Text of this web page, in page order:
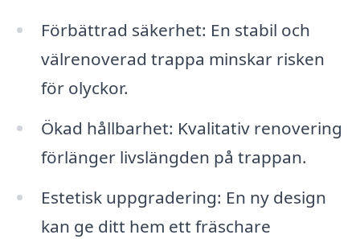
Förbättrad säkerhet: En stabil och
välrenoverad trappa minskar risken
för olyckor.
Ökad hållbarhet: Kvalitativ renovering
förlänger livslängden på trappan.
Estetisk uppgradering: En ny design
kan ge ditt hem ett fräschare